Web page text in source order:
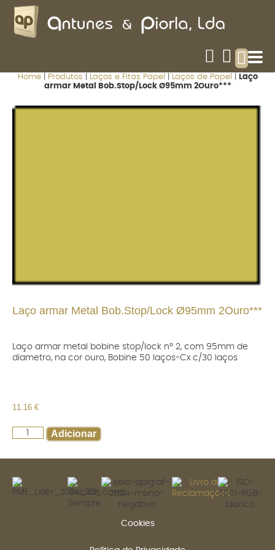
Home| Produtos Laços e Fitas Papel Laços de Papel
Laço
armar Metal Bob.Stop/Lock Ø95mm 2Ouro***
Laço armar Metal Bob.Stop/Lock Ø95mm 2Ouro***
Laço armar metal bobine stop/lock nº 2, com 95mm de
diametro, na cor ouro, Bobine 50 laços-Cx c/30 laços
11.16 €
Adicionar
Cookies